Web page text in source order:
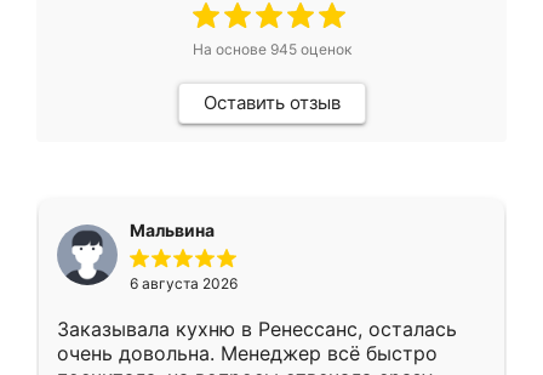
На основе 945оценок
Оставить отзыв
Мальвина
6 августа 2026
Заказывала кухню в Ренессанс, осталась
очень довольна. Менеджер всё быстро